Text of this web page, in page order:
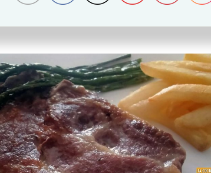
a la antigua